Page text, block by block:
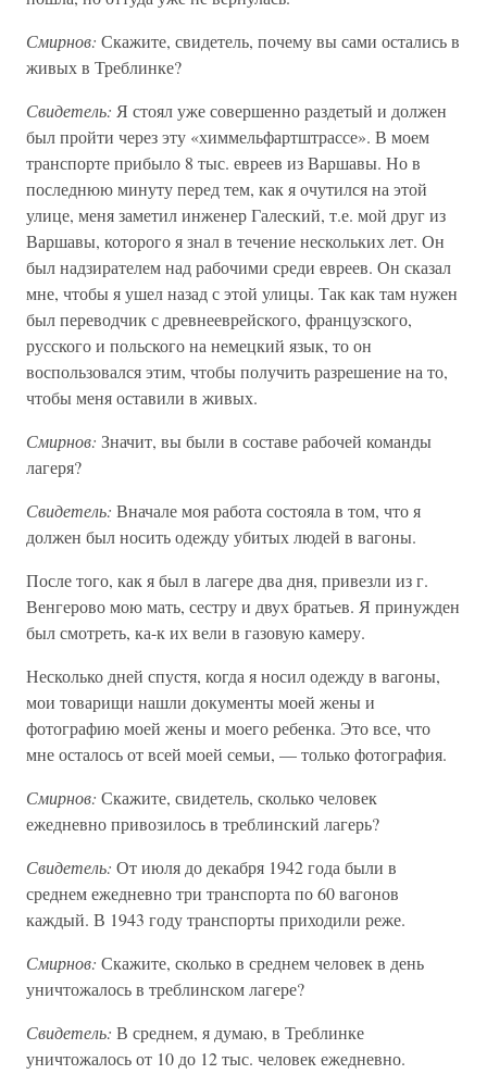
Смирнов: Скажите, свидетель, почему вы сами остались в
живых в Треблинке?
Свидетель: Я стоял уже совершенно раздетый и должен
был пройти через эту «химмельфартштрассе». В моем
транспорте прибыло 8 тыс. евреев из Варшавы. Но в
последнюю минуту перед тем, как я очутился на этой
улице, меня заметил инженер Галеский, т.е. мой друг из
Варшавы, которого я знал в течение нескольких лет. Он
был надзирателем над рабочими среди евреев. Он сказал
мне, чтобы я ушел назад с этой улицы. Так как там нужен
был переводчик с древнееврейского, французского,
русского и польского на немецкий язык, то он
воспользовался этим, чтобы получить разрешение на то,
чтобы меня оставили в живых.
Смирнов: Значит, вы были в составе рабочей команды
лагеря?
Свидетель: Вначале моя работа состояла в том, что я
должен был носить одежду убитых людей в вагоны.
После того, как я был в лагере два дня, привезли из г.
Венгерово мою мать, сестру и двух братьев. Я принужден
был смотреть, ка-к их вели в газовую камеру.
Несколько дней спустя, когда я носил одежду в вагоны,
мои товарищи нашли документы моей жены и
фотографию моей жены и моего ребенка. Это все, что
мне осталось от всей моей семьи, — только фотография.
Смирнов: Скажите, свидетель, сколько человек
ежедневно привозилось в треблинский лагерь?
Свидетель: От июля до декабря 1942 года были в
среднем ежедневно три транспорта по 60 вагонов
каждый. В 1943 году транспорты приходили реже.
Смирнов: Скажите, сколько в среднем человек в день
уничтожалось в треблинском лагере?
Свидетель: В среднем, я думаю, в Треблинке
уничтожалось от 10 до 12 тыс. человек ежедневно.